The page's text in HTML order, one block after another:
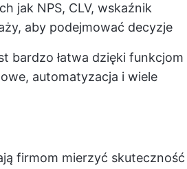
jak NPS, CLV, wskaźnik
aby podejmować decyzje
bardzo łatwa dzięki funkcjom
automatyzacja i wiele
firmom mierzyć skuteczność